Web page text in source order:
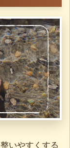
いやすくする